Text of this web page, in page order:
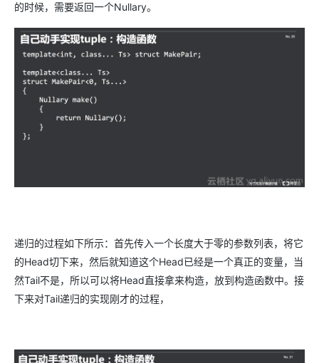
的时候，需要返回一个Nullary。
递归的过程如下所示：首先传入一个长度大于零的参数列表，将它
的Head切下来，然后就知道这个Head已经是一个真正的变量，当
然Tail不是，所以可以将Head直接拿来构造，放到构造函数中。接
下来对Tail递归的实现刚才的过程，